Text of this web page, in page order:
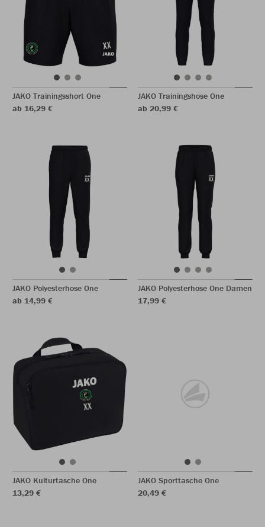
JAKO Trainingsshort One
ab 16,29 €
JAKO Trainingshose One
ab 20,99 €
JAKO Polyesterhose One
ab 14,99 €
JAKO Polyesterhose One Damen
17,99 €
JAKO Kulturtasche One
13,29 €
JAKO Sporttasche One
20,49 €